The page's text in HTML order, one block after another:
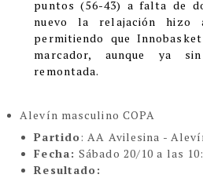
puntos (56-43) a falta de
nuevo la relajación hizo
permitiendo que
marcador, aunque ya
remontada.
Alevín masculino COPA
Partido: AA Avilesina -
Fecha:Sábado 20/10 a las
Resultado: